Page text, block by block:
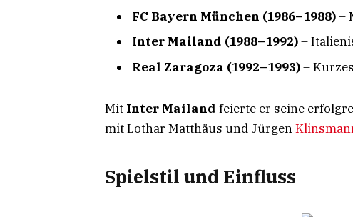
FC Bayern München (1986–1988)–
Inter Mailand (1988–1992)–
Real Zaragoza (1992–1993)–
Mit Inter Mailand feierte er seine
mit Lothar Matthäus und Jürgen
Spielstil und Einfluss